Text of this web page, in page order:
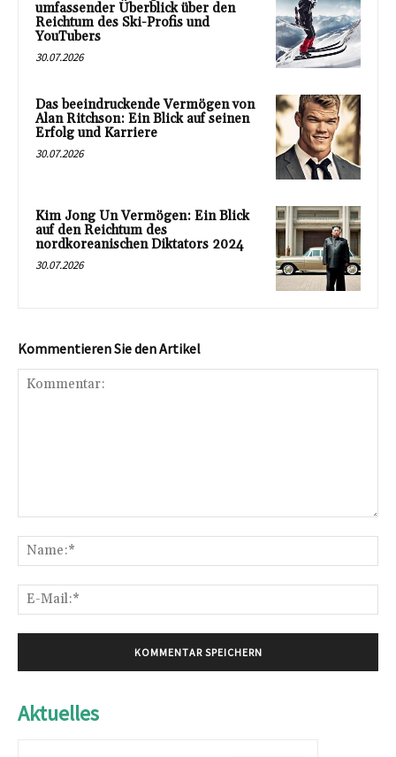
umfassender Überblick über den
Reichtum des Ski-Profis und
YouTubers
30.07.2026
Das beeindruckende Vermögen von
Alan Ritchson: Ein Blick auf seinen
Erfolg und Karriere
30.07.2026
Kim Jong Un Vermögen: Ein Blick
auf den Reichtum des
nordkoreanischen Diktators 2024
30.07.2026
Kommentieren Sie den Artikel
Aktuelles